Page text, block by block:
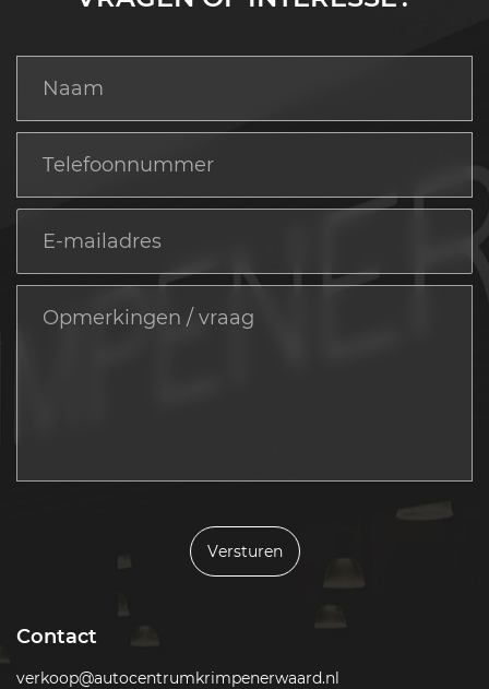
Versturen
Contact
verkoop@autocentrumkrimpenerwaard.nl